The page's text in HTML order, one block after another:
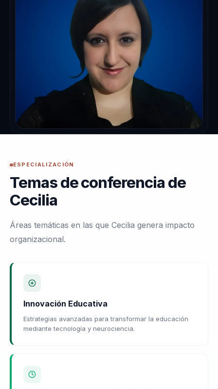
ESPECIALIZACIÓN
Temas de conferencia de
Cecilia
Áreas temáticas en las que Cecilia genera impacto
organizacional.
Innovación Educativa
Estrategias avanzadas para transformar la educación
mediante tecnología y neurociencia.